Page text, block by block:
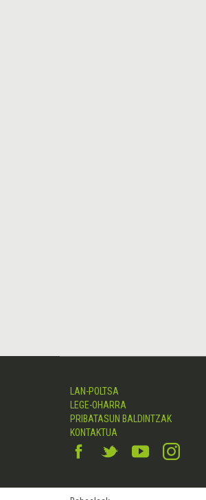
LAN-POLTSA
LEGE-OHARRA
PRIBATASUN BALDINTZAK
KONTAKTUA